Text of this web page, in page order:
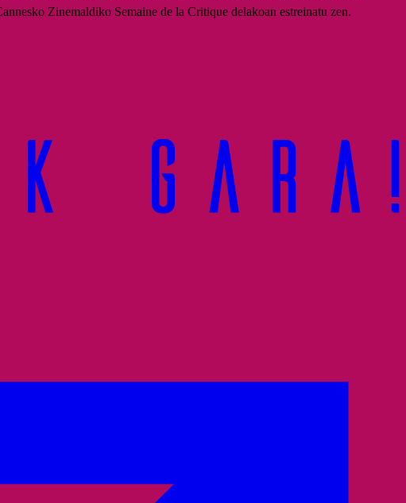
Zinemaldiko Semaine de la Critique delakoan estreinatu zen.